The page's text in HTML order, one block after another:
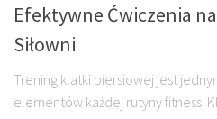
Efektywne Ćwiczenia
Siłowni
Trening klatki piersiowej jest
elementów każdej rutyny fitness.